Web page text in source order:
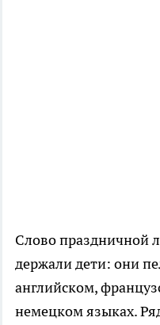
Слово праздничной
держали дети: они
английском,
немецком языках.